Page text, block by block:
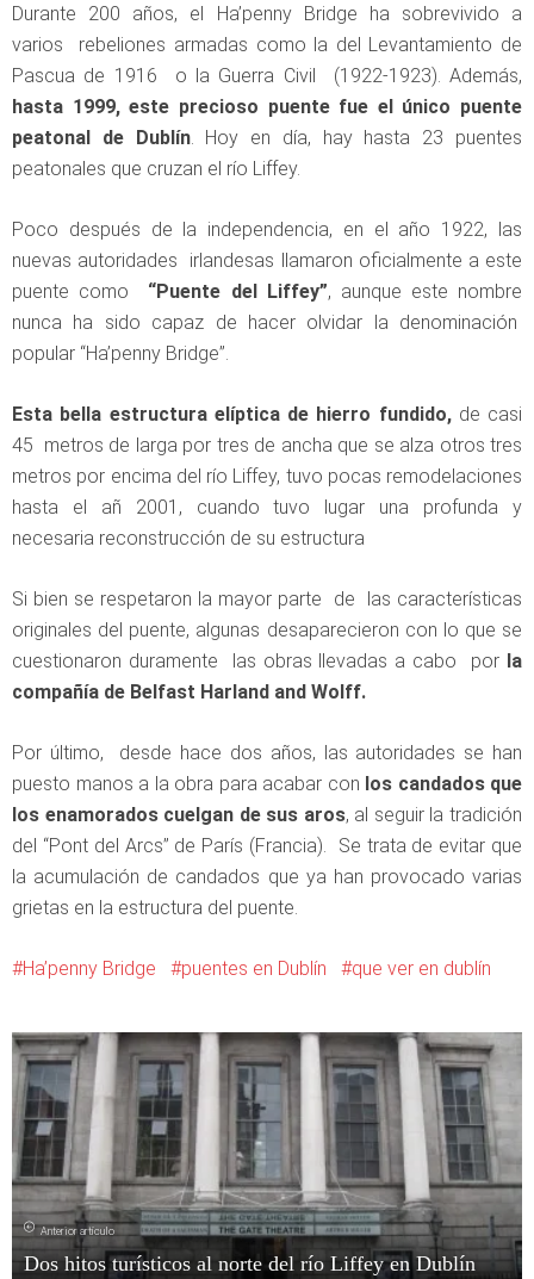
Durante 200 años, el Ha’penny Bridge ha sobrevivido a
varios rebeliones armadas como la del Levantamiento de
Pascua de 1916 o la Guerra Civil (1922-1923). Además,
hasta 1999, este precioso puente fue el único puente
peatonal de Dublín. Hoy en día, hay hasta 23 puentes
peatonales que cruzan el río Liffey.
Poco después de la independencia, en el año 1922, las
nuevas autoridades irlandesas llamaron oficialmente a este
puente como “Puente del Liffey”, aunque este nombre
nunca ha sido capaz de hacer olvidar la denominación
popular “Ha’penny Bridge”.
Esta bella estructura elíptica de hierro fundido,de casi
45 metros de larga por tres de ancha que se alza otros tres
metros por encima del río Liffey, tuvo pocas remodelaciones
hasta el añ 2001, cuando tuvo lugar una profunda y
necesaria reconstrucción de su estructura
Si bien se respetaron la mayor parte de las características
originales del puente, algunas desaparecieron con lo que se
cuestionaron duramente las obras llevadas a cabo por la
compañía de Belfast Harland and Wolff.
Por último, desde hace dos años, las autoridades se han
puesto manos a la obra para acabar con los candados que
los enamorados cuelgan de sus aros, al seguir la tradición
del “Pont del Arcs” de París (Francia). Se trata de evitar que
la acumulación de candados que ya han provocado varias
grietas en la estructura del puente.
Ha’penny Bridge puentes en Dublín que ver en dublín
Anterior artículo
Dos hitos turísticos al norte del río Liffey en Dublín